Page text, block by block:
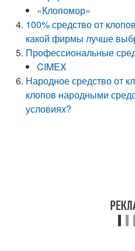
«Клопомор»
100% средство от
какой фирмы лучше
Профессиональные
CIMEX
Народное средство от
клопов народными
условиях?